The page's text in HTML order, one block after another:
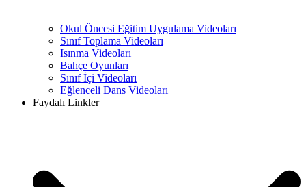
Okul Öncesi Eğitim Uygulama Videoları
Sınıf Toplama Videoları
Isınma Videoları
Bahçe Oyunları
Sınıf İçi Videoları
Eğlenceli Dans Videoları
Faydalı Linkler